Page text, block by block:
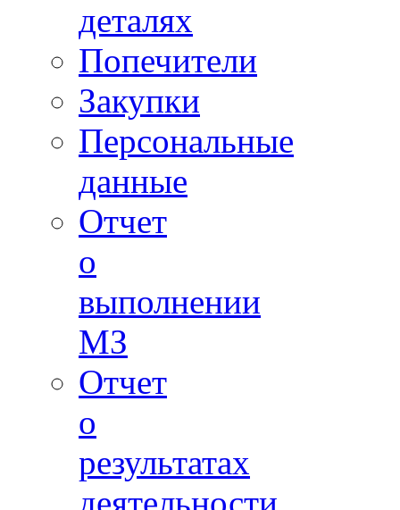
деталях
Попечители
Закупки
Персональные
данные
Отчет
о
выполнении
МЗ
Отчет
о
результатах